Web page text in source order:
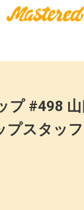
プ #498
プスタッ